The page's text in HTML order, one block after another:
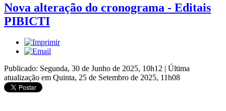
Nova alteração do cronograma - Editais
PIBICTI
Publicado: Segunda, 30 de Junho de 2025, 10h12 | Última
atualização em Quinta, 25 de Setembro de 2025, 11h08